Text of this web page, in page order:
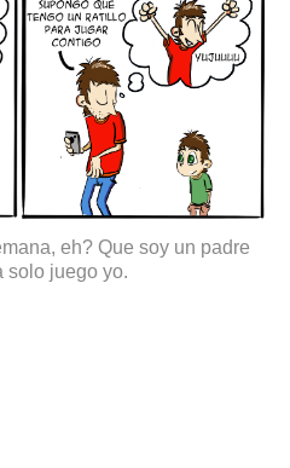
eh? Que soy un padre
solo juego yo.